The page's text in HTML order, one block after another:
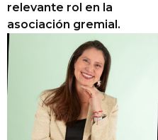
relevante rol en la
asociación gremial.